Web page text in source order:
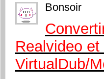
Bonsoir
Realvideo
VirtualDub/